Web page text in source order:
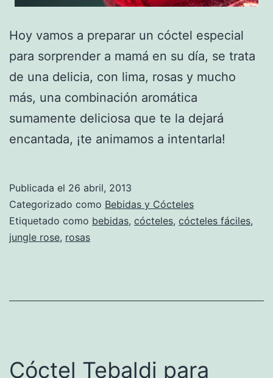
Hoy vamos a preparar un cóctel especial
para sorprender a mamá en su día, se trata
de una delicia, con lima, rosas y mucho
más, una combinación aromática
sumamente deliciosa que te la dejará
encantada, ¡te animamos a intentarla!
Publicada el 26 abril, 2013
Categorizado como Bebidas y Cócteles
Etiquetado como bebidas, cócteles, cócteles fáciles,
jungle rose, rosas
Cóctel Tebaldi para